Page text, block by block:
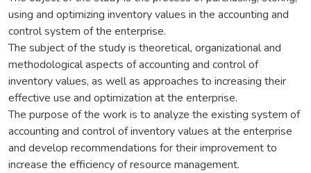
using and optimizing inventory values in the accounting and
control system of the enterprise.
The subject of the study is theoretical, organizational and
methodological aspects of accounting and control of
inventory values, as well as approaches to increasing their
effective use and optimization at the enterprise.
The purpose of the work is to analyze the existing system of
accounting and control of inventory values at the enterprise
and develop recommendations for their improvement to
increase the efficiency of resource management.